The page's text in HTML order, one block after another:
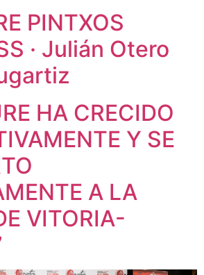
PINTXOS
· Julián Otero
HA CRECIDO
Y SE
A LA
VITORIA-